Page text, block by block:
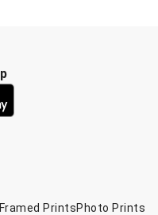
Framed PrintsPhoto Prints